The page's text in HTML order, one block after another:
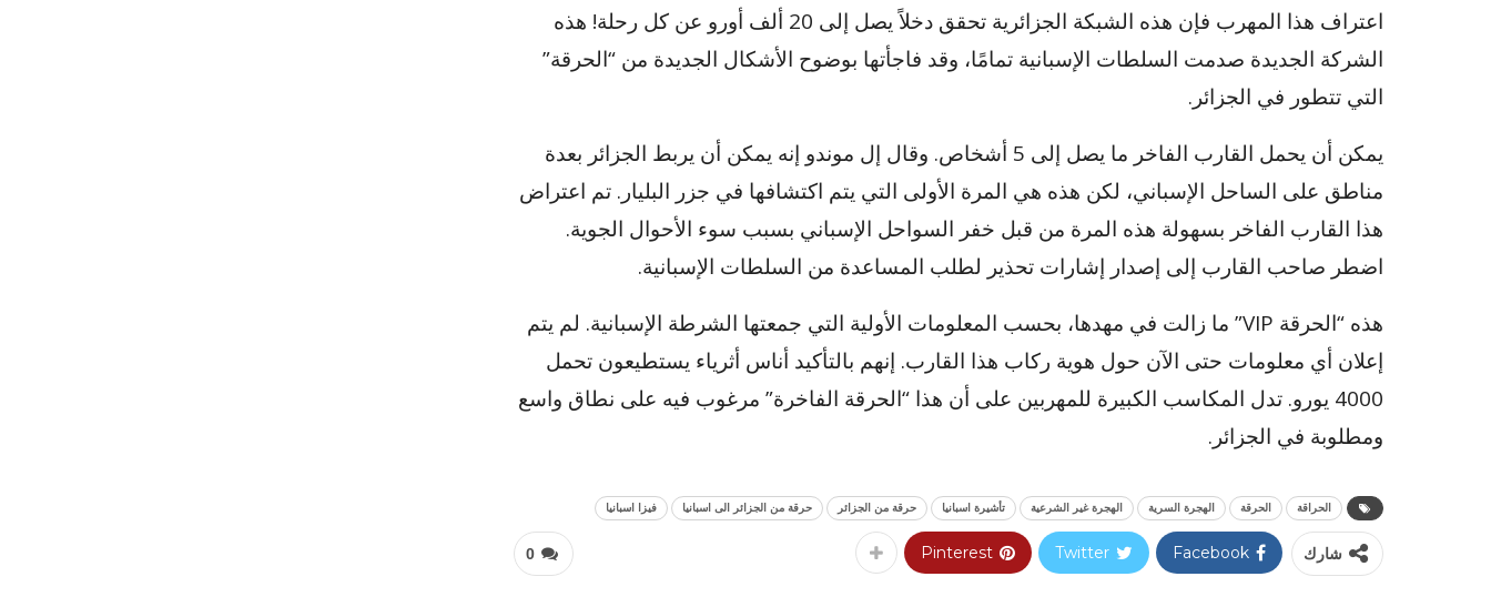
اعتراف هذا المهرب فإن هذه الشبكة الجزائرية تحقق دخلاً يصل إلى 20 ألف أورو عن كل رحلة! هذه
الشركة الجديدة صدمت السلطات الإسبانية تمامًا، وقد فاجأتها بوضوح الأشكال الجديدة من “الحرقة”
التي تتطور في الجزائر.
يمكن أن يحمل القارب الفاخر ما يصل إلى 5 أشخاص. وقال إل موندو إنه يمكن أن يربط الجزائر بعدة
مناطق على الساحل الإسباني، لكن هذه هي المرة الأولى التي يتم اكتشافها في جزر البليار. تم اعتراض
هذا القارب الفاخر بسهولة هذه المرة من قبل خفر السواحل الإسباني بسبب سوء الأحوال الجوية.
اضطر صاحب القارب إلى إصدار إشارات تحذير لطلب المساعدة من السلطات الإسبانية.
هذه “الحرقة VIP” ما زالت في مهدها، بحسب المعلومات الأولية التي جمعتها الشرطة الإسبانية. لم يتم
إعلان أي معلومات حتى الآن حول هوية ركاب هذا القارب. إنهم بالتأكيد أناس أثرياء يستطيعون تحمل
4000 يورو. تدل المكاسب الكبيرة للمهربين على أن هذا “الحرقة الفاخرة” مرغوب فيه على نطاق واسع
ومطلوبة في الجزائر.
الحراقة الحرقة الهجرة السرية الهجرة غير الشرعية تأشيرة اسبانيا حرقة من الجزائر حرقة من الجزائر الى اسبانيا فيزا اسبانيا
0 شارك Facebook
Twitter
Pinterest